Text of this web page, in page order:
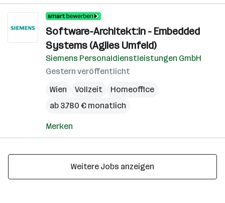
Software-Architekt:in - Embedded
Systems (Agiles Umfeld)
Siemens Personaldienstleistungen GmbH
Gestern veröffentlicht
Wien
Vollzeit
Homeoffice
ab 3.780 € monatlich
Merken
Weitere Jobs anzeigen